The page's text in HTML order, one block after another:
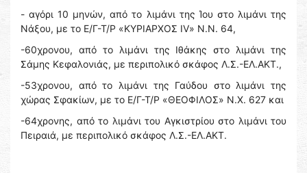
- αγόρι 10 μηνών, από το λιμάνι της Ίου στο λιμάνι της
Νάξου, με το Ε/Γ-Τ/Ρ «ΚΥΡΙΑΡΧΟΣ IV» N.N. 64,
-60χρονου, από το λιμάνι της Ιθάκης στο λιμάνι της
Σάμης Κεφαλονιάς, με περιπολικό σκάφος Λ.Σ.-ΕΛ.ΑΚΤ.,
-53χρονου, από το λιμάνι της Γαύδου στο λιμάνι της
χώρας Σφακίων, με το Ε/Γ-Τ/Ρ «ΘΕΟΦΙΛΟΣ» Ν.Χ. 627 και
-64χρονης, από το λιμάνι του Αγκιστρίου στο λιμάνι του
Πειραιά, με περιπολικό σκάφος Λ.Σ.-ΕΛ.ΑΚΤ.